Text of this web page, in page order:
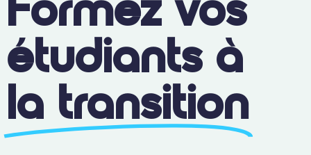
Formez vos
étudiants à
la transition